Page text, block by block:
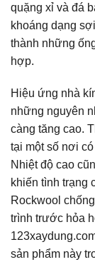
quặng xỉ và đá
khoáng dạng
thành những
hợp.
Hiệu ứng nhà
những nguyên
càng tăng cao.
tại một số nơi
Nhiệt độ cao
khiến tình trạng
Rockwool
trình trước hỏa
sản phẩm này